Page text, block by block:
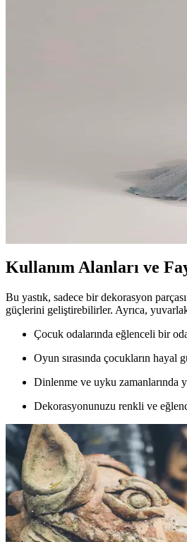
Renkli ve desenli 7’li yılbaşı çorap
Tüylü Kumaşlar Moda
Tüylü kumaşlar, estetik ve konforu bir
Çeyizlik Hediyelerde Moda ve
Geleneksel ve modern trendleri
Açık Indigo Rengi: Moda ve
Açık indigo, sakinlik ve şıklık sunan,
Evde Nişan Töreni İçin Şık ve
Kullanım Alanları ve
Bu yastık, sadece bir dekorasyon
güçlerini geliştirebilirler. Ayrıca,
Çocuk odalarında eğlenceli bir
Oyun sırasında çocukların hayal
Dinlenme ve uyku zamanlarında
Dekorasyonunuzu renkli ve